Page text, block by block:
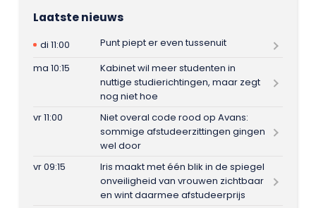
Laatste nieuws
di 11:00
Punt piept er even tussenuit
ma 10:15
Kabinet wil meer studenten in
nuttige studierichtingen, maar zegt
nog niet hoe
vr 11:00
Niet overal code rood op Avans:
sommige afstudeerzittingen gingen
wel door
vr 09:15
Iris maakt met één blik in de spiegel
onveiligheid van vrouwen zichtbaar
en wint daarmee afstudeerprijs